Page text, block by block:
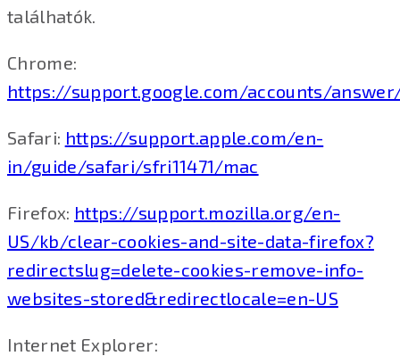
találhatók.
Chrome:
https://support.google.com/accounts/
Safari: https://support.apple.com/en-
in/guide/safari/sfri11471/mac
Firefox: https://support.mozilla.org/en-
US/kb/clear-cookies-and-site-data-firefox?
redirectslug=delete-cookies-remove-info-
websites-stored&redirectlocale=en-US
Internet Explorer: